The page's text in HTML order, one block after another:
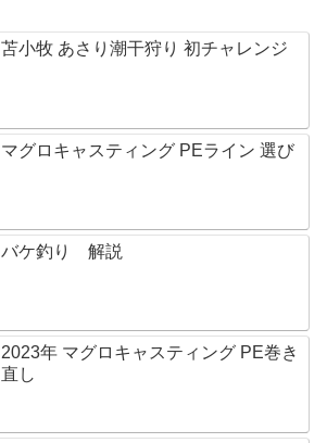
苫小牧 あさり潮干狩り 初チャレンジ
マグロキャスティング PEライン 選び
バケ釣り 解説
2023年 マグロキャスティング PE巻き
直し